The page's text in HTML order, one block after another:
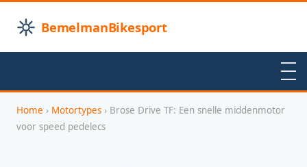
BemelmanBikesport
Home › Motortypes › Brose Drive TF: Een snelle middenmotor
voor speed pedelecs